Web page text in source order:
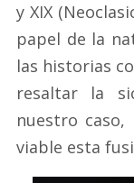
y XIX
papel de la
las historias
resaltar la
nuestro
viable esta